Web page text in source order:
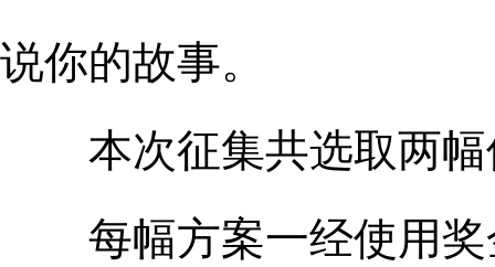
说你的故事。
本次征集共选取两幅
每幅方案一经使用奖